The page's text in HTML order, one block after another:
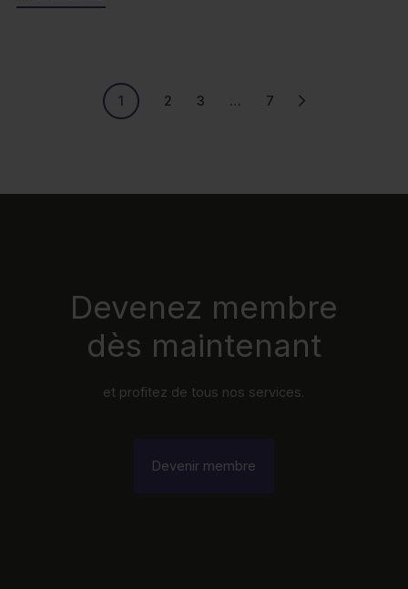
1 2 3 … 7
Devenez membre
dès maintenant
et profitez de tous nos services.
Devenir membre